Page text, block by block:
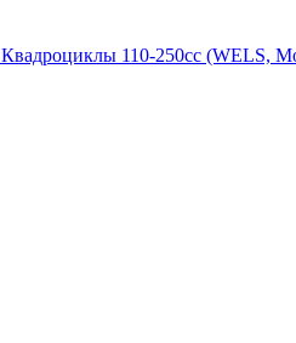
Квадроциклы 110-250сс (WELS,